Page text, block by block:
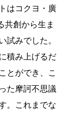
はコクヨ・廣
共創から生ま
試みでした。
積み上げるだ
とができ、こ
た摩訶不思議
。これまでな